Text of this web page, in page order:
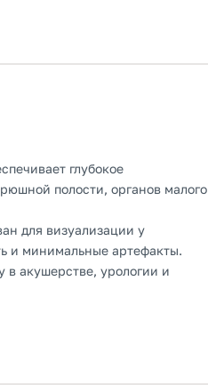
глубокое
полости, органов малого
для визуализации у
и минимальные артефакты.
акушерстве, урологии и